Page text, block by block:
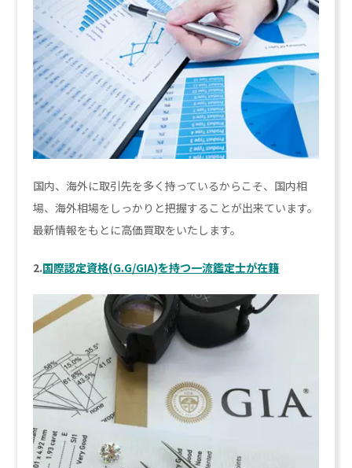
国内、海外に取引先を多く持っているからこそ、国内相
場、海外相場をしっかりと把握することが出来ています。
最新情報をもとに高価買取をいたします。
2.国際認定資格(G.G/GIA)を持つ一流鑑定士が在籍